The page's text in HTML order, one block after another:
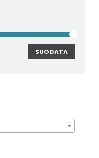
SUODATA